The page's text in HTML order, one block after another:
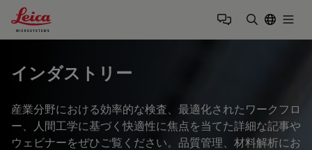
Leica Microsystems Logo
インダストリー
産業分野における効率的な検査、最適化されたワークフロ
ー、人間工学に基づく快適性に焦点を当てた詳細な記事や
ウェビナーをぜひご覧ください。品質管理、材料解析にお